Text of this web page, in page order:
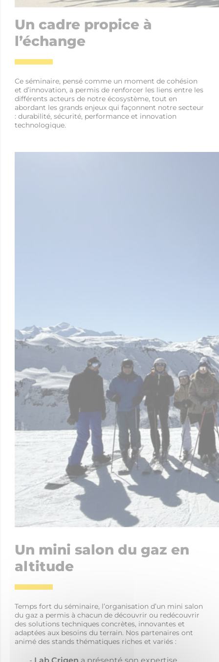
Un cadre propice à
l’échange
Ce séminaire, pensé comme un moment de cohésion
et d’innovation, a permis de renforcer les liens entre les
différents acteurs de notre écosystème, tout en
abordant les grands enjeux qui façonnent notre secteur
: durabilité, sécurité, performance et innovation
technologique.
Un mini salon du gaz en
altitude
Temps fort du séminaire, l’organisation d’un mini salon
du gaz a permis à chacun de découvrir ou redécouvrir
des solutions techniques concrètes, innovantes et
adaptées aux besoins du terrain. Nos partenaires ont
animé des stands thématiques riches et variés :